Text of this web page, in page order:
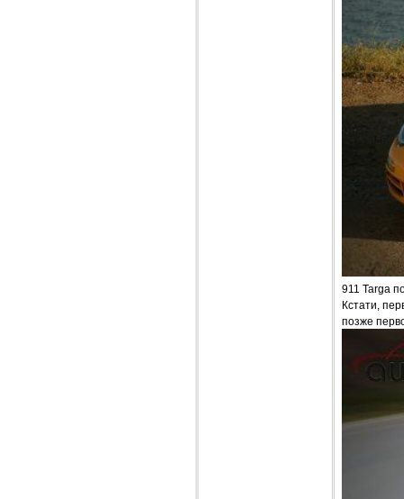
911 Targa
Кстати,
позже